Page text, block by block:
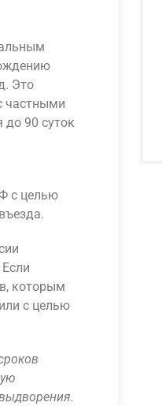
Это
частными
до 90 суток
с целью
которым
с целью